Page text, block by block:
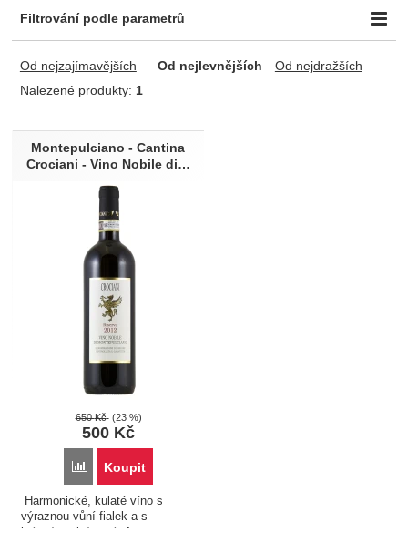
Filtrování podle parametrů
Odrůda
Canaiolo nero
Mammolo
Obsah zbytkového cukru
suché
Typ vína
Od nejzajímavějších Od nejlevnějších
Od nejdražších
Nalezené produkty: 1
Produkty
Montepulciano - Cantina
Crociani - Vino Nobile di…
650Kč (23 %)
500 Kč
Přidat 'Montepulciano - Cantina Crociani - Vino Nobile di
Koupit
Harmonické, kulaté víno s
výraznou vůní fialek a s
krásným plným závěrem...